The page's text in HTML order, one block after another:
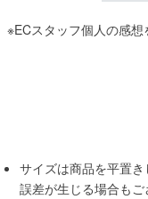
※ECスタッフ個人の感想
サイズは商品を平置
誤差が生じる場合もご